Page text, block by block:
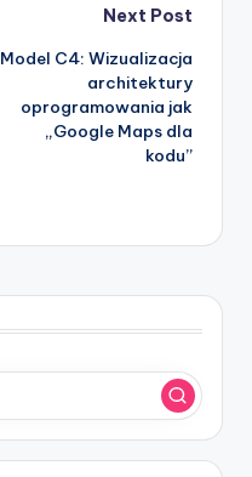
Next Post
Model C4: Wizualizacja
architektury
oprogramowania jak
„Google Maps dla
kodu”